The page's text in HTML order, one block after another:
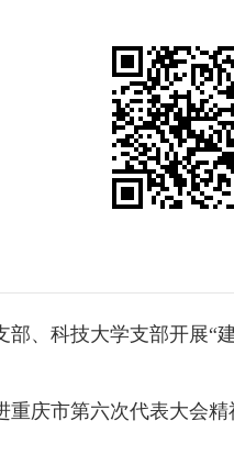
、科技大学支部开展“
重庆市第六次代表大会精